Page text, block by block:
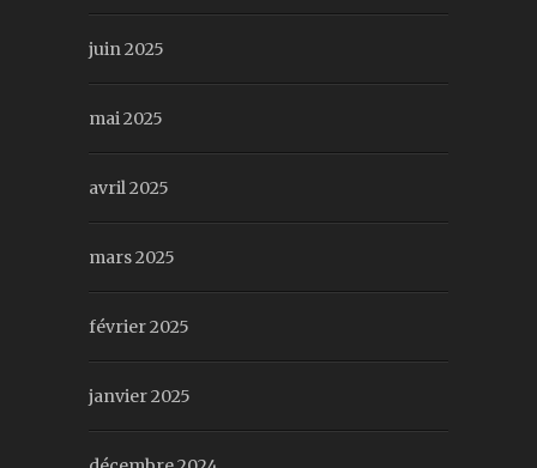
juin 2025
mai 2025
avril 2025
mars 2025
février 2025
janvier 2025